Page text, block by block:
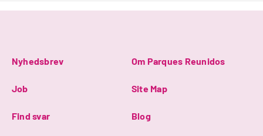
Nyhedsbrev Om Parques Reunidos
Job Site Map
Find svar Blog